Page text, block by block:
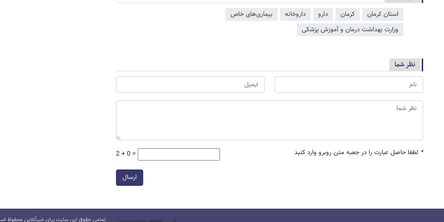
استان کرمان کرمان دارو داروخانه
بیماری‌های خاص
وزارت بهداشت درمان و آموزش پزشکی
نظر شما
* لطفا حاصل عبارت را در جعبه متن روبرو وارد کنید 2 + 0 =
ارسال
تمامی حقوق این سایت برای خبرآنلاین محفوظ